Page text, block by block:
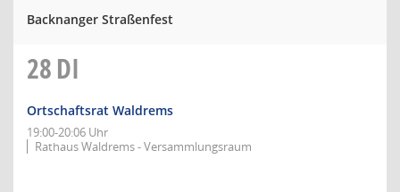
Backnanger Straßenfest
28DI
Ortschaftsrat Waldrems
19:00-20:06 Uhr
Rathaus Waldrems - Versammlungsraum